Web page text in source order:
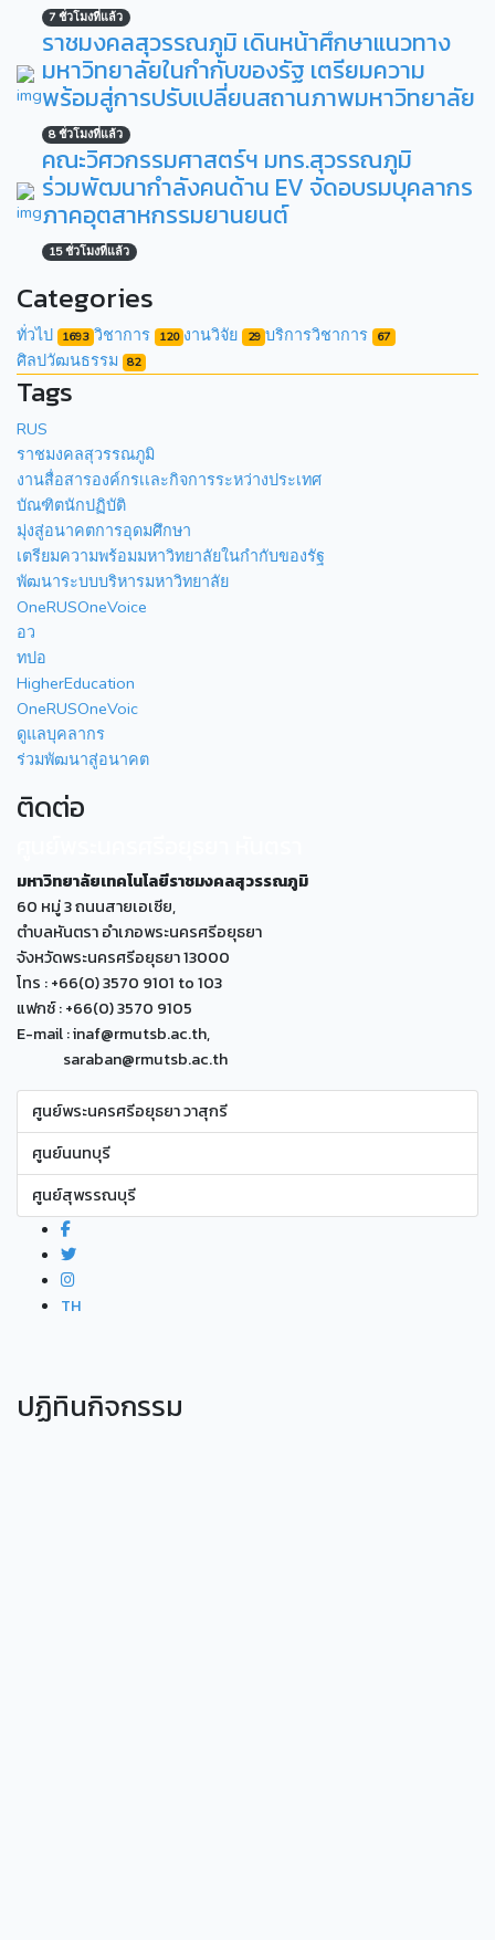
7 ชั่วโมงที่แล้ว
ราชมงคลสุวรรณภูมิ เดินหน้าศึกษาแนวทาง
มหาวิทยาลัยในกำกับของรัฐ เตรียมความ
พร้อมสู่การปรับเปลี่ยนสถานภาพมหาวิทยาลัย
8 ชั่วโมงที่แล้ว
คณะวิศวกรรมศาสตร์ฯ มทร.สุวรรณภูมิ
ร่วมพัฒนากำลังคนด้าน EV จัดอบรมบุคลากร
ภาคอุตสาหกรรมยานยนต์
15 ชั่วโมงที่แล้ว
Categories
ทั่วไป 1693 วิชาการ 120 งานวิจัย 29 บริการวิชาการ 67
ศิลปวัฒนธรรม 82
Tags
RUS
ราชมงคลสุวรรณภูมิ
งานสื่อสารองค์กรเเละกิจการระหว่างประเทศ
บัณฑิตนักปฏิบัติ
มุ่งสู่อนาคตการอุดมศึกษา
เตรียมความพร้อมมหาวิทยาลัยในกำกับของรัฐ
พัฒนาระบบบริหารมหาวิทยาลัย
OneRUSOneVoice
อว
ทปอ
HigherEducation
OneRUSOneVoic
ดูแลบุคลากร
ร่วมพัฒนาสู่อนาคต
ติดต่อ
มหาวิทยาลัยเทคโนโลยีราชมงคลสุวรรณภูมิ
60 หมู่ 3 ถนนสายเอเซีย,
ตำบลหันตรา อำเภอพระนครศรีอยุธยา
จังหวัดพระนครศรีอยุธยา 13000
โทร : +66(0) 3570 9101 to 103
แฟกซ์ : +66(0) 3570 9105
E-mail : inaf@rmutsb.ac.th,
saraban@rmutsb.ac.th
ศูนย์พระนครศรีอยุธยา วาสุกรี
ศูนย์นนทบุรี
ศูนย์สุพรรณบุรี
TH
ปฏิทินกิจกรรม